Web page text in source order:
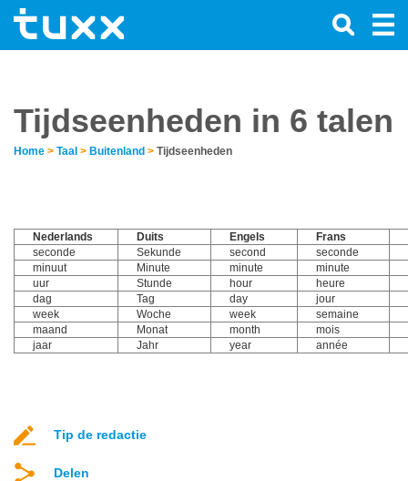
Tijdseenheden in 6 talen
Home > Taal > Buitenland > Tijdseenheden
Nederlands Duits Engels
Frans
seconde
Sekunde second
seconde
minuut
Minute minute
minute
uur
Stunde hour
heure
dag
Tag day
jour
week
Woche week
semaine
maand
Monat month
mois
jaar
Jahr year année
Tip de redactie
Delen